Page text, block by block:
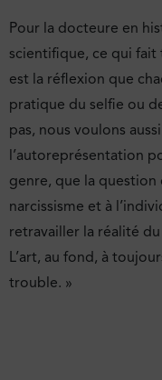
Pour la docteure en
scientifique, ce qui
est la réflexion que
pratique du selfie ou
pas, nous voulons
l’autoreprésentation
genre, que la question
narcissisme et à
retravailler la réalité
L’art, au fond, à
trouble. »